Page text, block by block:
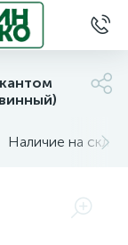
Наличие на